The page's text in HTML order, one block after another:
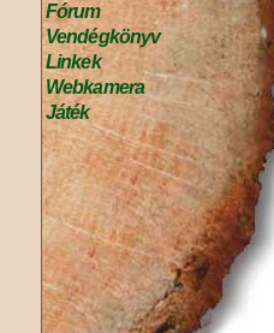
Fórum
Vendégkönyv
Linkek
Webkamera
Játék